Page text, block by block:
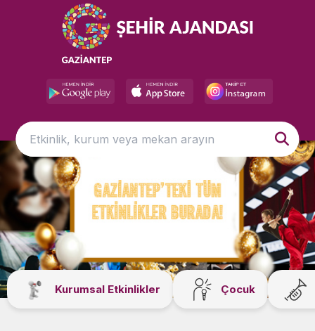
Kurumsal Etkinlikler Çocuk